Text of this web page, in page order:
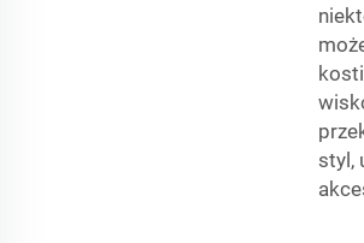
styl,